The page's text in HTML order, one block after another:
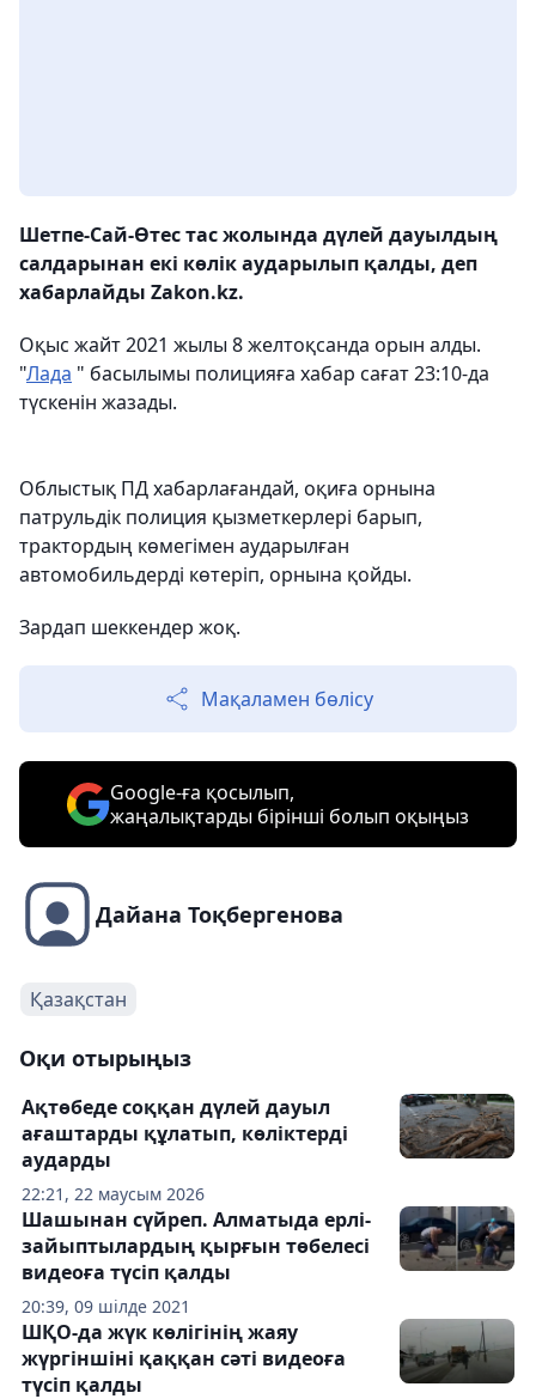
Шетпе-Сай-Өтес тас жолында дүлей дауылдың
салдарынан екі көлік аударылып қалды, деп
хабарлайды Zakon.kz.
Оқыс жайт 2021 жылы 8 желтоқсанда орын алды.
"Лада " басылымы полицияға хабар сағат 23:10-да
түскенін жазады.
Облыстық ПД хабарлағандай, оқиға орнына
патрульдік полиция қызметкерлері барып,
трактордың көмегімен аударылған
автомобильдерді көтеріп, орнына қойды.
Зардап шеккендер жоқ.
Мақаламен бөлісу
Google-ға қосылып,
жаңалықтарды бірінші болып оқыңыз
Дайана Тоқбергенова
Қазақстан
Оқи отырыңыз
22:21, 22 маусым 2026
Ақтөбеде соққан дүлей дауыл
ағаштарды құлатып, көліктерді
аударды
20:39, 09 шілде 2021
Шашынан сүйреп. Алматыда ерлі-
зайыптылардың қырғын төбелесі
видеоға түсіп қалды
ШҚО-да жүк көлігінің жаяу
жүргіншіні қаққан сәті видеоға
түсіп қалды